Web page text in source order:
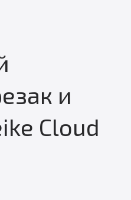
и
Cloud